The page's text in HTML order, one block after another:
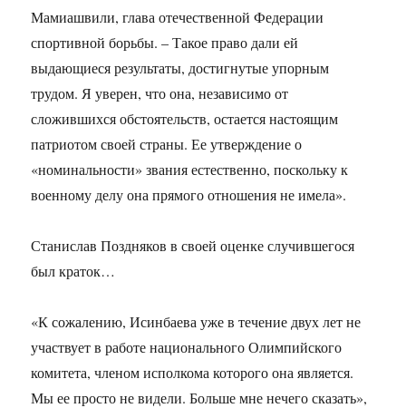
Мамиашвили, глава отечественной Федерации
спортивной борьбы. – Такое право дали ей
выдающиеся результаты, достигнутые упорным
трудом. Я уверен, что она, независимо от
сложившихся обстоятельств, остается настоящим
патриотом своей страны. Ее утверждение о
«номинальности» звания естественно, поскольку к
военному делу она прямого отношения не имела».
Станислав Поздняков в своей оценке случившегося
был краток…
«К сожалению, Исинбаева уже в течение двух лет не
участвует в работе национального Олимпийского
комитета, членом исполкома которого она является.
Мы ее просто не видели. Больше мне нечего сказать»,